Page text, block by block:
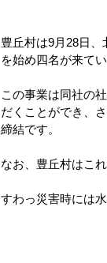
豊丘村は9月28日
を始め四名が来て
この事業は同社の
だくことができ、
締結です。
なお、豊丘村はこ
すわっ災害時には
9